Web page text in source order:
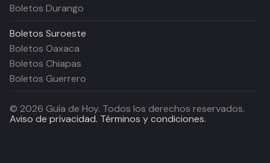
Boletos Durango
Boletos Suroeste
Boletos Oaxaca
Boletos Chiapas
Boletos Guerrero
© 2026 Guía de Hoy. Todos los derechos reservados.
Aviso de privacidad. Términos y condiciones.